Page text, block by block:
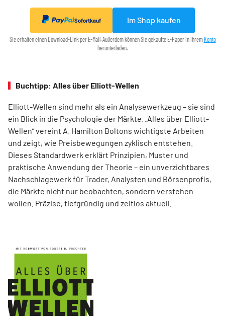
Sofortkauf Im Shop kaufen
Sie erhalten einen Download-Link per E-Mail. Außerdem können Sie gekaufte E-Paper in IhremKonto
herunterladen.
Buchtipp: Alles über Elliott-Wellen
Elliott-Wellen sind mehr als ein Analysewerkzeug – sie sind
ein Blick in die Psychologie der Märkte. „Alles über Elliott-
Wellen“ vereint A. Hamilton Boltons wichtigste Arbeiten
und zeigt, wie Preisbewegungen zyklisch entstehen.
Dieses Standardwerk erklärt Prinzipien, Muster und
praktische Anwendung der Theorie – ein unverzichtbares
Nachschlagewerk für Trader, Analysten und Börsenprofis,
die Märkte nicht nur beobachten, sondern verstehen
wollen. Präzise, tiefgründig und zeitlos aktuell.